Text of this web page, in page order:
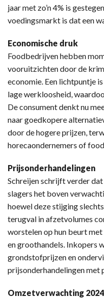
jaar met zo’n 4% is
voedingsmarkt is dat een
Economische druk
Foodbedrijven hebben
vooruitzichten door de
economie. Een lichtpuntje
lage werkloosheid,
De consument denkt nu
naar goedkopere
door de hogere prijzen,
horecaondernemers of
Prijsonderhandelingen
Schreijen schrijft verder
slagers het boven
hoewel deze stijging
terugval in afzetvolumes
worstelen op hun beurt
en groothandels. Inkopers
grondstofprijzen en
prijsonderhandelingen met
Omzetverwachting 2024